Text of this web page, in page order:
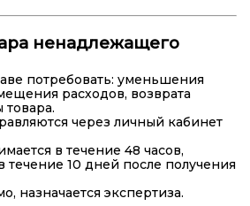
ненадлежащего
потребовать: уменьшения
расходов, возврата
через личный кабинет
в течение 48 часов,
течение 10 дней после получения
назначается экспертиза.